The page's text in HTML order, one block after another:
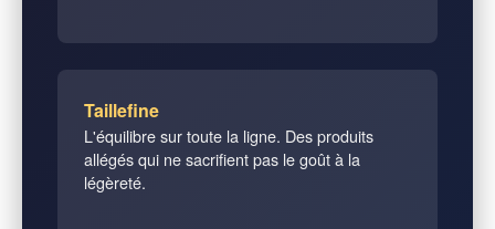
Taillefine
L'équilibre sur toute la ligne. Des produits
allégés qui ne sacrifient pas le goût à la
légèreté.